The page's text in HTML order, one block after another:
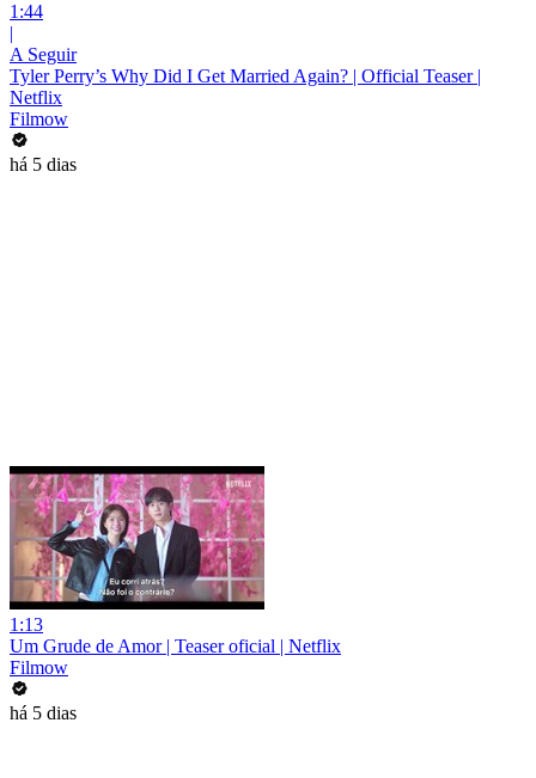
1:44
|
A Seguir
Tyler Perry’s Why Did I Get Married Again? | Official Teaser |
Netflix
Filmow
há 5 dias
1:13
Um Grude de Amor | Teaser oficial | Netflix
Filmow
há 5 dias